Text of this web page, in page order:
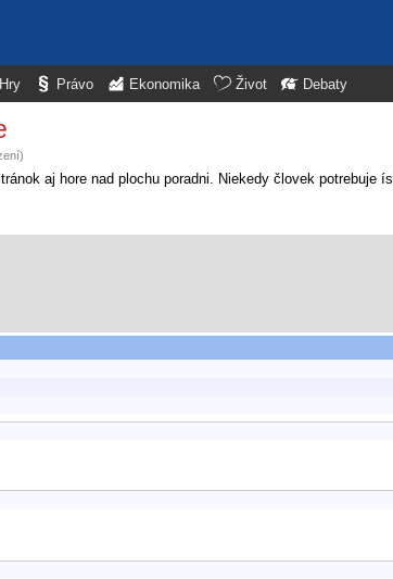
Hry Právo Ekonomika Život Debaty
aj hore nad plochu poradni. Niekedy človek